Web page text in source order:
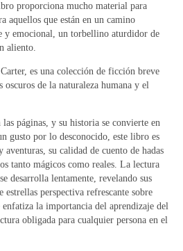
proporciona mucho material para
aquellos que están en un camino
y emocional, un torbellino aturdidor de
aliento.
es una colección de ficción breve
oscuros de la naturaleza humana y el
páginas, y su historia se convierte en
gusto por lo desconocido, este libro es
su calidad de cuento de hadas
tanto mágicos como reales. La lectura
desarrolla lentamente, revelando sus
estrellas perspectiva refrescante sobre
enfatiza la importancia del aprendizaje del
obligada para cualquier persona en el